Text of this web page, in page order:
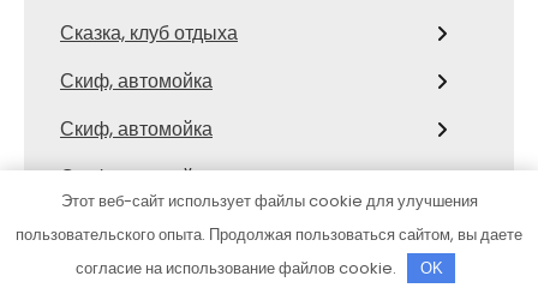
Сказка, клуб отдыха
Скиф, автомойка
Скиф, автомойка
Скиф, автомойка
Старт Авто, Автошкола
Стартеры генераторы
Этот веб-сайт использует файлы cookie для улучшения
пользовательского опыта. Продолжая пользоваться сайтом, вы даете
согласие на использование файлов cookie.
OK